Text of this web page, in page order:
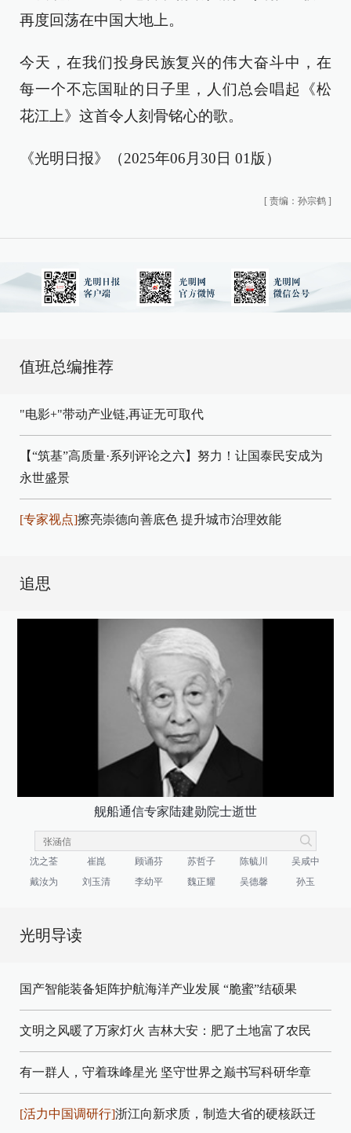
再度回荡在中国大地上。
今天，在我们投身民族复兴的伟大奋斗中，在
每一个不忘国耻的日子里，人们总会唱起《松
花江上》这首令人刻骨铭心的歌。
《光明日报》（2025年06月30日 01版）
[ 责编：孙宗鹤 ]
值班总编推荐
"电影+"带动产业链,再证无可取代
【“筑基”高质量·系列评论之六】努力！让国泰民安成为
永世盛景
[专家视点]擦亮崇德向善底色 提升城市治理效能
追思
舰船通信专家陆建勋院士逝世
沈之荃 崔崑 顾诵芬 苏哲子 陈毓川
吴咸中
戴汝为
刘玉清 李幼平 魏正耀 吴德馨 孙玉
光明导读
国产智能装备矩阵护航海洋产业发展 “脆蜜”结硕果
文明之风暖了万家灯火 吉林大安：肥了土地富了农民
有一群人，守着珠峰星光 坚守世界之巅书写科研华章
[活力中国调研行]浙江向新求质，制造大省的硬核跃迁